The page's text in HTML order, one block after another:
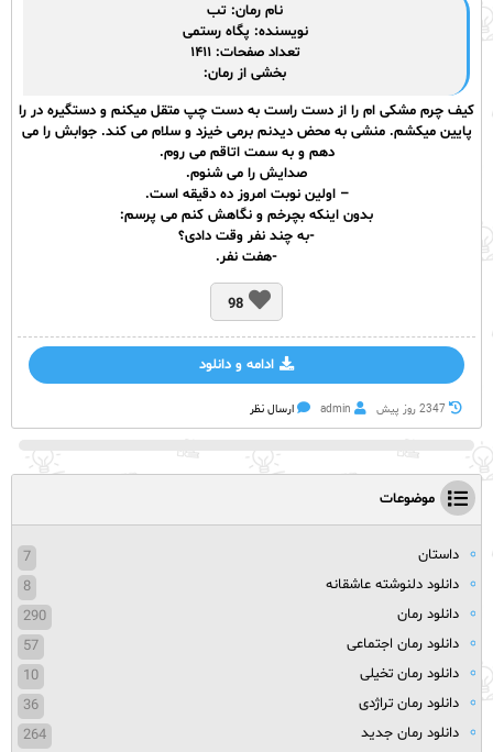
نام رمان: تب
نویسنده: پگاه رستمی
تعداد صفحات: ۱۴۱۱
بخشی از رمان:
کیف چرم مشکی ام را از دست راست به دست چپ متقل میکنم و دستگیره در را
پایین میکشم. منشی به محض دیدنم برمی خیزد و سلام می کند. جوابش را می
دهم و به سمت اتاقم می روم.
صدایش را می شنوم.
– اولین نوبت امروز ده دقیقه است.
بدون اینکه بچرخم و نگاهش کنم می پرسم:
-به چند نفر وقت دادی؟
-هفت نفر.
98
ادامه و دانلود
2347 روز پيش admin ارسال نظر
موضوعات
داستان
7
دانلود دلنوشته عاشقانه
8
دانلود رمان
290
دانلود رمان اجتماعی
57
دانلود رمان تخیلی
10
دانلود رمان تراژدی
36
دانلود رمان جدید
264